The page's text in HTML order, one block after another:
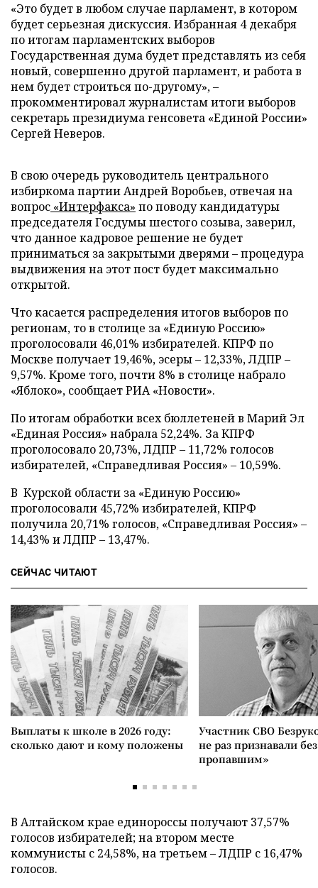
«Это будет в любом случае парламент, в котором
будет серьезная дискуссия. Избранная 4 декабря
по итогам парламентских выборов
Государственная дума будет представлять из себя
новый, совершенно другой парламент, и работа в
нем будет строиться по-другому», –
прокомментировал журналистам итоги выборов
секретарь президиума генсовета «Единой России»
Сергей Неверов.
В свою очередь руководитель центрального
избиркома партии Андрей Воробьев, отвечая на
вопрос «Интерфакса» по поводу кандидатуры
председателя Госдумы шестого созыва, заверил,
что данное кадровое решение не будет
приниматься за закрытыми дверями – процедура
выдвижения на этот пост будет максимально
открытой.
Что касается распределения итогов выборов по
регионам, то в столице за «Единую Россию»
проголосовали 46,01% избирателей. КПРФ по
Москве получает 19,46%, эсеры – 12,33%, ЛДПР –
9,57%. Кроме того, почти 8% в столице набрало
«Яблоко», сообщает РИА «Новости».
По итогам обработки всех бюллетеней в Марий Эл
«Единая Россия» набрала 52,24%. За КПРФ
проголосовало 20,73%, ЛДПР – 11,72% голосов
избирателей, «Справедливая Россия» – 10,59%.
В Курской области за «Единую Россию»
проголосовали 45,72% избирателей, КПРФ
получила 20,71% голосов, «Справедливая Россия» –
14,43% и ЛДПР – 13,47%.
СЕЙЧАС ЧИТАЮТ
Выплаты к школе в 2026 году:
сколько дают и кому положены
Участник СВО
не раз признавали
пропавшим»
В Алтайском крае единороссы получают 37,57%
голосов избирателей; на втором месте
коммунисты с 24,58%, на третьем – ЛДПР с 16,47%
голосов.